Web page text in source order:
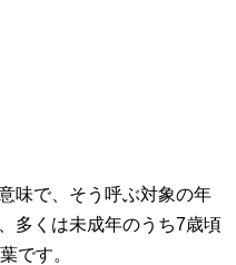
味で、そう呼ぶ対象の年
多くは未成年のうち7歳頃
です。